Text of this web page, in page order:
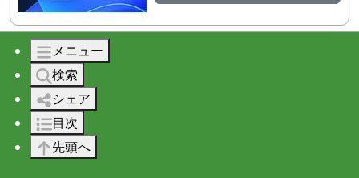
このページへのリンクは自由に行って頂いて構いません。
ただし文章・画像の無断転載は禁止です。
メニュー
検索
シェア
目次
先頭へ